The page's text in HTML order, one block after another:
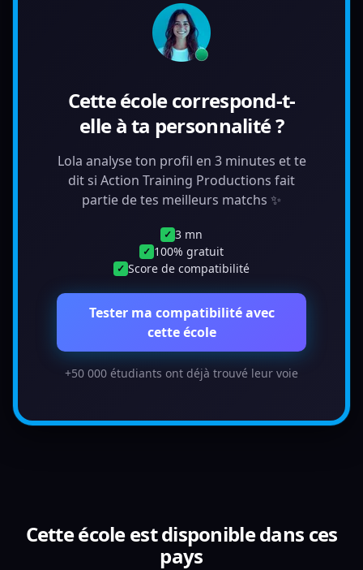
Cette école correspond-t-
elle à ta personnalité ?
Lola analyse ton profil en 3 minutes et te
dit si Action Training Productions fait
partie de tes meilleurs matchs ✨
✓ 3 mn
✓ 100% gratuit
✓ Score de compatibilité
Tester ma compatibilité avec
cette école
+50 000 étudiants ont déjà trouvé leur voie
Cette école est disponible dans ces
pays